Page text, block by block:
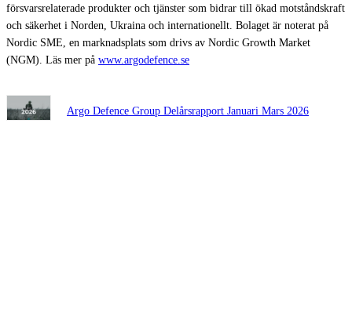
försvarsrelaterade produkter och tjänster som bidrar till ökad motståndskraft
och säkerhet i Norden, Ukraina och internationellt. Bolaget är noterat på
Nordic SME, en marknadsplats som drivs av Nordic Growth Market
(NGM). Läs mer på www.argodefence.se
Argo Defence Group Delårsrapport Januari Mars 2026